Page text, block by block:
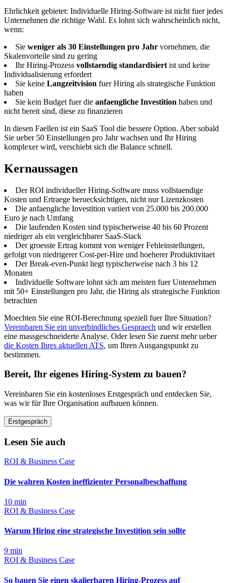
Ehrlichkeit gebietet: Individuelle Hiring-Software ist nicht fuer jedes
Unternehmen die richtige Wahl. Es lohnt sich wahrscheinlich nicht,
wenn:
Sie weniger als 30 Einstellungen pro Jahr vornehmen, die
Skalenvorteile sind zu gering
Ihr Hiring-Prozess vollstaendig standardisiert ist und keine
Individualisierung erfordert
Sie keine Langzeitvision fuer Hiring als strategische Funktion
haben
Sie kein Budget fuer die anfaengliche Investition haben und
nicht bereit sind, diese zu finanzieren
In diesen Faellen ist ein SaaS Tool die bessere Option. Aber sobald
Sie ueber 50 Einstellungen pro Jahr wachsen und Ihr Hiring
komplexer wird, verschiebt sich die Balance schnell.
Kernaussagen
Der ROI individueller Hiring-Software muss vollstaendige
Kosten und Ertraege beruecksichtigen, nicht nur Lizenzkosten
Die anfaengliche Investition variiert von 25.000 bis 200.000
Euro je nach Umfang
Die laufenden Kosten sind typischerweise 40 bis 60 Prozent
niedriger als ein vergleichbarer SaaS-Stack
Der groesste Ertrag kommt von weniger Fehleinstellungen,
gefolgt von niedrigerer Cost-per-Hire und hoeherer Produktivitaet
Der Break-even-Punkt liegt typischerweise nach 3 bis 12
Monaten
Individuelle Software lohnt sich am meisten fuer Unternehmen
mit 50+ Einstellungen pro Jahr, die Hiring als strategische Funktion
betrachten
Moechten Sie eine ROI-Berechnung speziell fuer Ihre Situation?
Vereinbaren Sie ein unverbindliches Gespraech und wir erstellen
eine massgeschneiderte Analyse. Oder lesen Sie zuerst mehr ueber
die Kosten Ihres aktuellen ATS, um Ihren Ausgangspunkt zu
bestimmen.
Bereit, Ihr eigenes Hiring-System zu bauen?
Vereinbaren Sie ein kostenloses Erstgespräch und entdecken Sie,
was wir für Ihre Organisation aufbauen können.
Erstgespräch
Lesen Sie auch
ROI & Business Case
Die wahren Kosten ineffizienter Personalbeschaffung
10 min
ROI & Business Case
Warum Hiring eine strategische Investition sein sollte
9 min
ROI & Business Case
So bauen Sie einen skalierbaren Hiring-Prozess auf